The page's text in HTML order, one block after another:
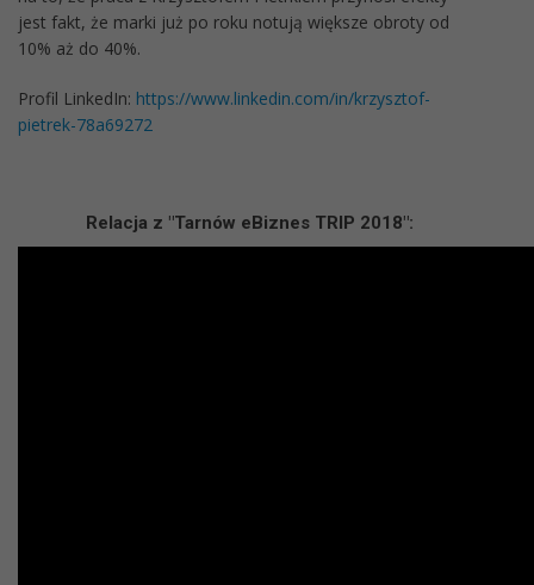
jest fakt, że marki już po roku notują większe obroty od
10% aż do 40%.
Profil LinkedIn: https://www.linkedin.com/in/krzysztof-
pietrek-78a69272
Relacja z "Tarnów eBiznes TRIP 2018":